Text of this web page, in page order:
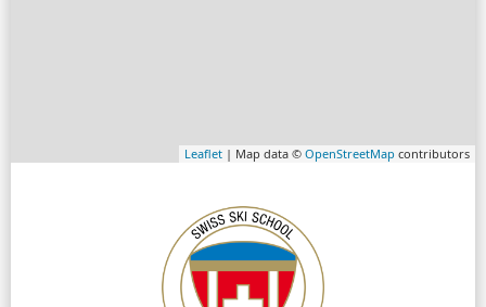
Leaflet | Map data © OpenStreetMap contributors